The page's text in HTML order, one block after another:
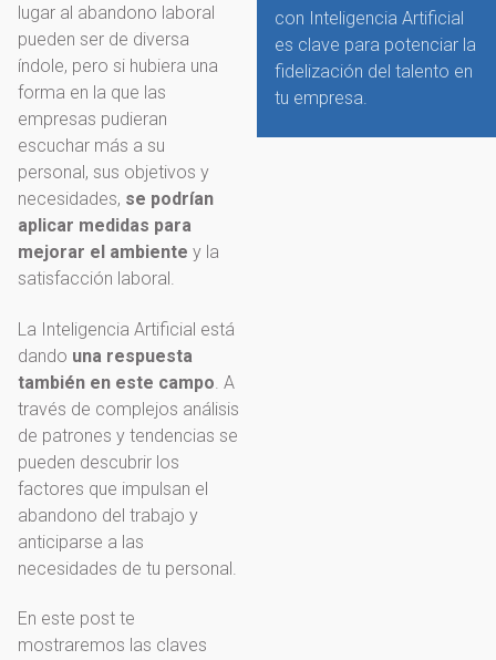
lugar al abandono laboral
pueden ser de diversa
índole, pero si hubiera una
forma en la que las
empresas pudieran
escuchar más a su
personal, sus objetivos y
necesidades, se podrían
aplicar medidas para
mejorar el ambiente y la
satisfacción laboral.
La Inteligencia Artificial está
dando una respuesta
también en este campo. A
través de complejos análisis
de patrones y tendencias se
pueden descubrir los
factores que impulsan el
abandono del trabajo y
anticiparse a las
necesidades de tu personal.
En este post te
mostraremos las claves
con Inteligencia Artificial
es clave para potenciar la
fidelización del talento en
tu empresa.